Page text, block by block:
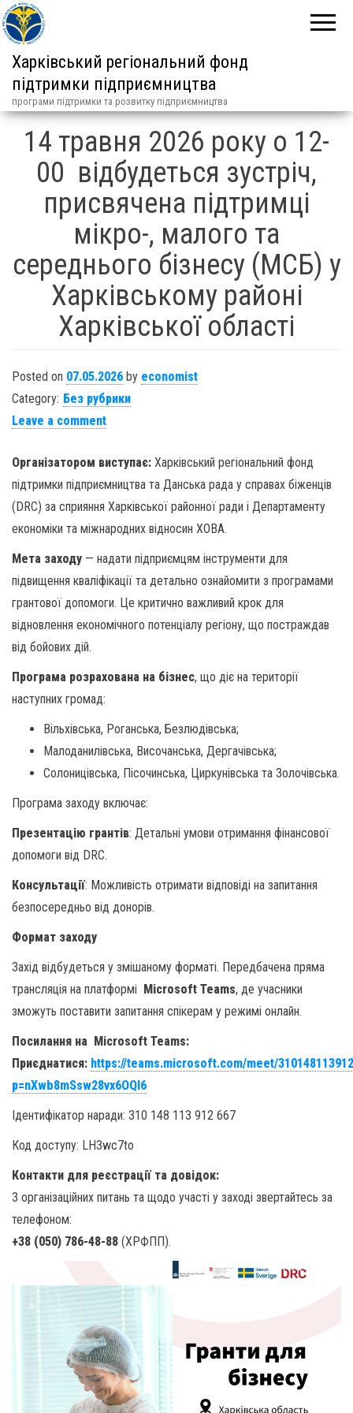
Харківський регіональний фонд
підтримки підприємництва
програми підтримки та розвитку підприємництва
14 травня 2026 року о 12-
00 відбудеться зустріч,
присвячена підтримці
мікро-, малого та
середнього бізнесу (МСБ) у
Харківському районі
Харківської області
Posted on 07.05.2026 by economist
Category: Без рубрики
Leave a comment
Організатором виступає: Харківський регіональний фонд
підтримки підприємництва та Данська рада у справах біженців
(DRC) за сприяння Харківської районної ради і Департаменту
економіки та міжнародних відносин ХОВА.
Мета заходу — надати підприємцям інструменти для
підвищення кваліфікації та детально ознайомити з програмами
грантової допомоги. Це критично важливий крок для
відновлення економічного потенціалу регіону, що постраждав
від бойових дій.
Програма розрахована на бізнес, що діє на території
наступних громад:
Вільхівська, Роганська, Безлюдівська;
Малоданилівська, Височанська, Дергачівська;
Солоницівська, Пісочинська, Циркунівська та Золочівська.
Програма заходу включає:
Презентацію грантів: Детальні умови отримання фінансової
допомоги від DRC.
Консультації: Можливість отримати відповіді на запитання
безпосередньо від донорів.
Формат заходу
Захід відбудеться у змішаному форматі. Передбачена пряма
трансляція на платформі Microsoft Teams, де учасники
зможуть поставити запитання спікерам у режимі онлайн.
Посилання на Microsoft Teams:
Приєднатися: https://teams.microsoft.com/meet/
p=nXwb8mSsw28vx6OQI6
Ідентифікатор наради: 310 148 113 912 667
Код доступу: LH3wc7to
Контакти для реєстрації та довідок:
З організаційних питань та щодо участі у заході звертайтесь за
телефоном:
+38 (050) 786-48-88 (ХРФПП).